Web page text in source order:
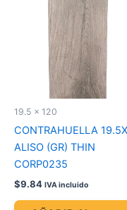
19.5 x 120
CONTRAHUELLA
ALISO (GR) THIN
CORP0235
$9.84 IVA incluido